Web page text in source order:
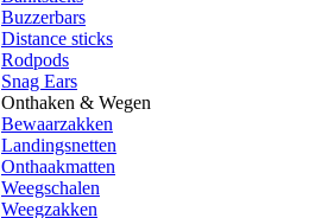
Buzzerbars
Distance sticks
Rodpods
Snag Ears
Onthaken & Wegen
Bewaarzakken
Landingsnetten
Onthaakmatten
Weegschalen
Weegzakken